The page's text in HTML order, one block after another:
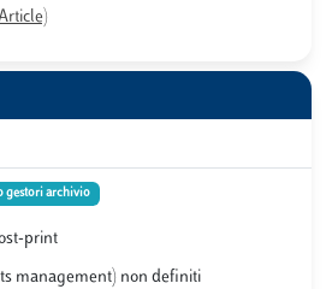
gestori archivio
print
management) non definiti